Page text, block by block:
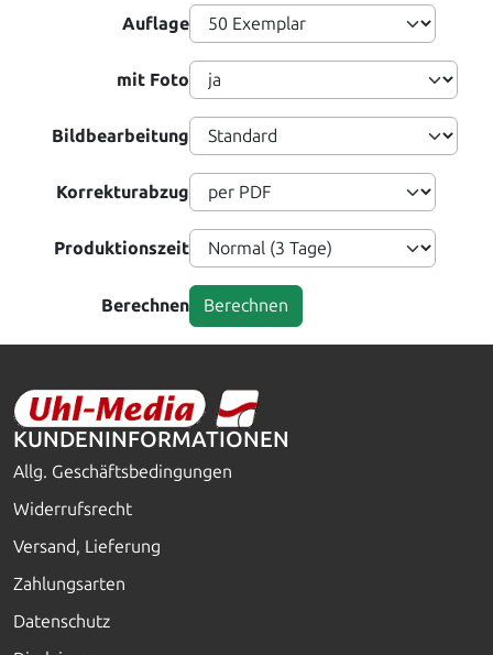
Auflage
mit Foto
Bildbearbeitung
Korrekturabzug
Produktionszeit
Berechnen
KUNDENINFORMATIONEN
Allg. Geschäftsbedingungen
Widerrufsrecht
Versand, Lieferung
Zahlungsarten
Datenschutz